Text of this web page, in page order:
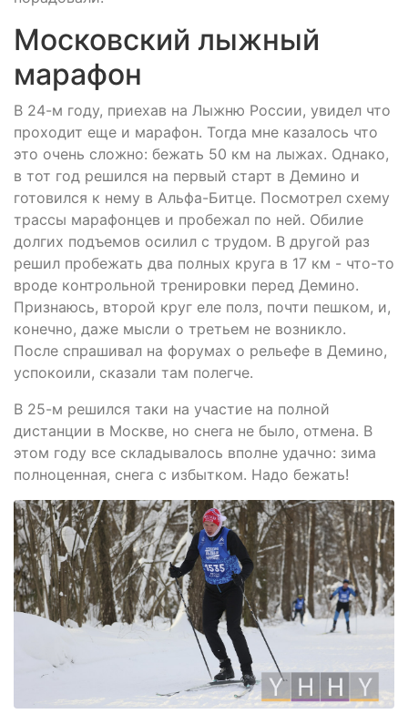
Московский лыжный
марафон
В 24-м году, приехав на Лыжню России, увидел что
проходит еще и марафон. Тогда мне казалось что
это очень сложно: бежать 50 км на лыжах. Однако,
в тот год решился на первый старт в Демино и
готовился к нему в Альфа-Битце. Посмотрел схему
трассы марафонцев и пробежал по ней. Обилие
долгих подъемов осилил с трудом. В другой раз
решил пробежать два полных круга в 17 км - что-то
вроде контрольной тренировки перед Демино.
Признаюсь, второй круг еле полз, почти пешком, и,
конечно, даже мысли о третьем не возникло.
После спрашивал на форумах о рельефе в Демино,
успокоили, сказали там полегче.
В 25-м решился таки на участие на полной
дистанции в Москве, но снега не было, отмена. В
этом году все складывалось вполне удачно: зима
полноценная, снега с избытком. Надо бежать!